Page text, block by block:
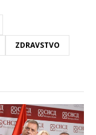
ZDRAVSTVO